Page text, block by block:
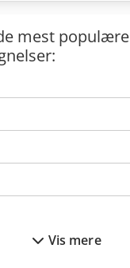
mest populære
Vis mere